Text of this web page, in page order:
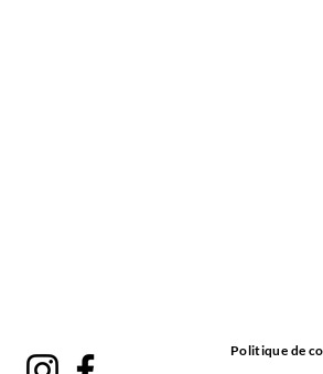
Politique de